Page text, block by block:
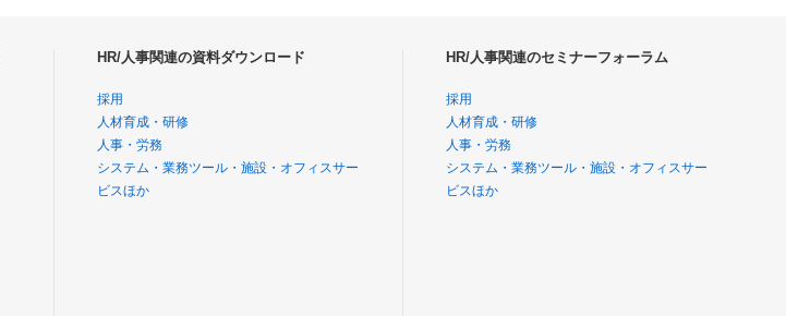
HR/人事関連の資料ダウンロード
採用
人材育成・研修
人事・労務
システム・業務ツール・施設・オフィスサー
ビスほか
HR/人事関連のセミナーフォーラム
採用
人材育成・研修
人事・労務
システム・業務ツール・施設・オフィスサー
ビスほか